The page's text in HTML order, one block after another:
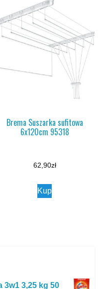
Brema Suszarka sufitowa
6x120cm 95318
62,90zł
Kup
3w1 3,25 kg 50